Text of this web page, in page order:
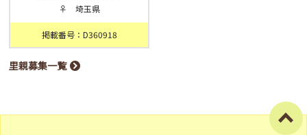
♀ 埼玉県
掲載番号：D360918
里親募集一覧